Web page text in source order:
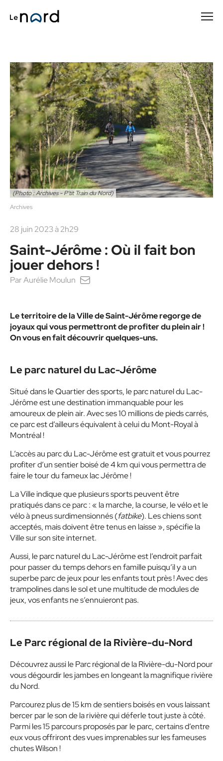
(Photo : Archives - P'tit Train du Nord)
Archives
28 juin 2023 à 2h29
Saint-Jérôme : Où il fait bon
jouer dehors !
ParAurélie Moulun
Le territoire de la Ville de Saint-Jérôme regorge de
joyaux qui vous permettront de profiter du plein air !
On vous en fait découvrir quelques-uns.
Le parc naturel du Lac-Jérôme
Situé dans le Quartier des sports, le parc naturel du Lac-
Jérôme est une destination immanquable pour les
amoureux de plein air. Avec ses 10 millions de pieds carrés,
ce parc est d’ailleurs équivalent à celui du Mont-Royal à
Montréal !
L’accès au parc du Lac-Jérôme est gratuit et vous pourrez
profiter d’un sentier boisé de 4 km qui vous permettra de
faire le tour du fameux lac Jérôme !
La Ville indique que plusieurs sports peuvent être
pratiqués dans ce parc : « la marche, la course, le vélo et le
vélo à pneus surdimensionnés (fatbike). Les chiens sont
acceptés, mais doivent être tenus en laisse », spécifie la
Ville sur son site internet.
Aussi, le parc naturel du Lac-Jérôme est l’endroit parfait
pour passer du temps dehors en famille puisqu’il y a un
superbe parc de jeux pour les enfants tout près ! Avec des
trampolines dans le sol et une multitude de modules de
jeux, vos enfants ne s’ennuieront pas.
Le Parc régional de la Rivière-du-Nord
Découvrez aussi le Parc régional de la Rivière-du-Nord pour
vous dégourdir les jambes en longeant la magnifique rivière
du Nord.
Parcourez plus de 15 km de sentiers boisés en vous laissant
bercer par le son de la rivière qui déferle tout juste à côté.
Parmi les 15 parcours proposés par le parc, certains d’entre
eux vous offriront des vues imprenables sur les fameuses
chutes Wilson !